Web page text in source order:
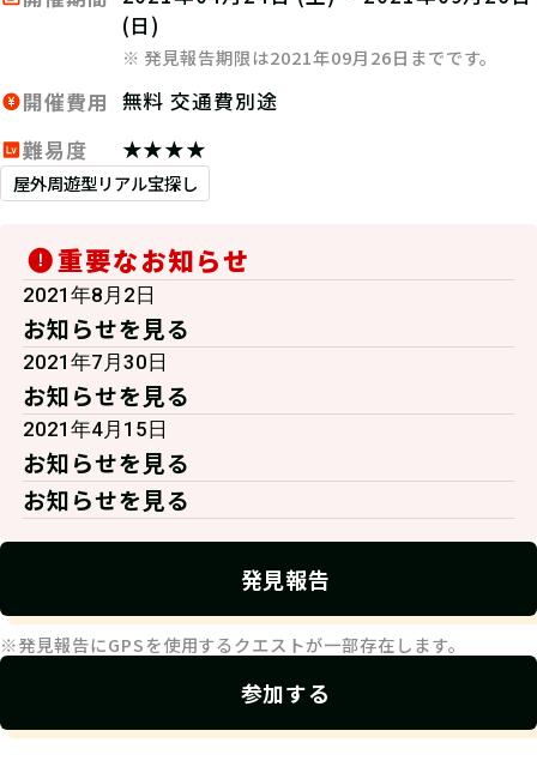
(日)
※ 発見報告期限は2021年09月26日までです。
開催費用 無料 交通費別途
難易度
★★★★
屋外周遊型リアル宝探し
重要なお知らせ
2021年8月2日
お知らせを見る
2021年7月30日
お知らせを見る
2021年4月15日
お知らせを見る
お知らせを見る
発見報告
※発見報告にGPSを使用するクエストが一部存在します。
参加する